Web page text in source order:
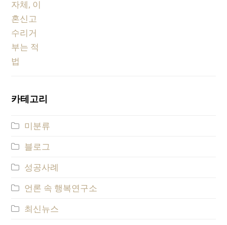
카테고리
미분류
블로그
성공사례
언론 속 행복연구소
최신뉴스